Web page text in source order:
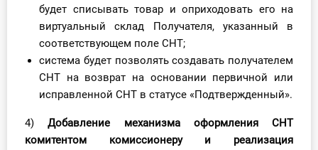
будет списывать товар и оприходовать его на
виртуальный склад Получателя, указанный в
соответствующем поле СНТ;
система будет позволять создавать получателем
СНТ на возврат на основании первичной или
исправленной СНТ в статусе «Подтвержденный».
4)Добавление механизма оформления СНТ
комитентом комиссионеру и реализация